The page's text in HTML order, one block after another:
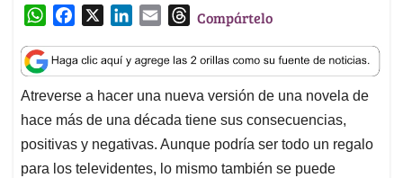
W
a
t
s
A
p
p
c
e
b
o
o
k
n
k
e
d
I
n
a
i
T
r
e
a
d
s
Compártelo
Atreverse a hacer una nueva versión de una novela de
hace más de una década tiene sus consecuencias,
positivas y negativas. Aunque podría ser todo un regalo
para los televidentes, lo mismo también se puede